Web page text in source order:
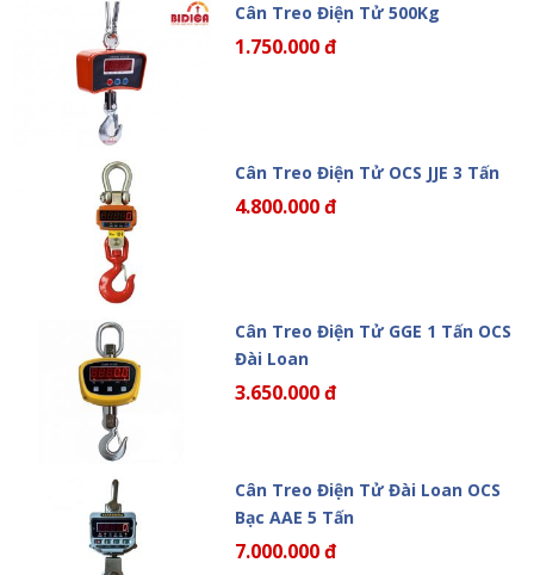
Cân Treo Điện Tử 500Kg
1.750.000 đ
Cân Treo Điện Tử OCS JJE 3 Tấn
4.800.000 đ
Cân Treo Điện Tử GGE 1 Tấn OCS
Đài Loan
3.650.000 đ
Cân Treo Điện Tử Đài Loan OCS
Bạc AAE 5 Tấn
7.000.000 đ